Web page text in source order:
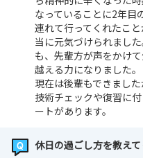
なっていることに2年目
連れて行ってくれたこ
当に元気づけられまし
も、先輩方が声をかけ
越える力になりました。
現在は後輩もできまし
技術チェックや復習に
ートがあります。
休日の過ごし方を教えて